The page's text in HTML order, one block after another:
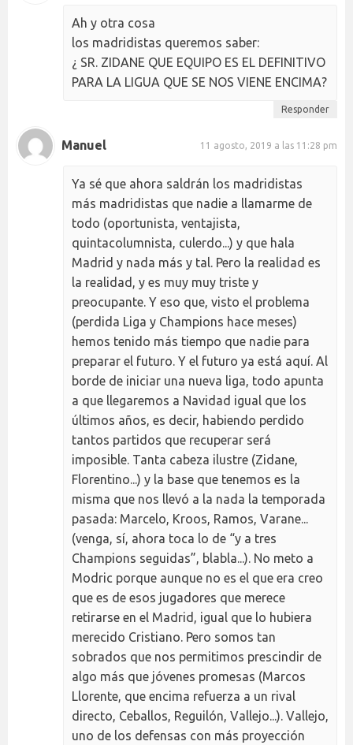
Ah y otra cosa
los madridistas queremos saber:
¿ SR. ZIDANE QUE EQUIPO ES EL DEFINITIVO
PARA LA LIGUA QUE SE NOS VIENE ENCIMA?
Responder
Manuel 11 agosto, 2019 a las 11:28 pm
Ya sé que ahora saldrán los madridistas
más madridistas que nadie a llamarme de
todo (oportunista, ventajista,
quintacolumnista, culerdo...) y que hala
Madrid y nada más y tal. Pero la realidad es
la realidad, y es muy muy triste y
preocupante. Y eso que, visto el problema
(perdida Liga y Champions hace meses)
hemos tenido más tiempo que nadie para
preparar el futuro. Y el futuro ya está aquí. Al
borde de iniciar una nueva liga, todo apunta
a que llegaremos a Navidad igual que los
últimos años, es decir, habiendo perdido
tantos partidos que recuperar será
imposible. Tanta cabeza ilustre (Zidane,
Florentino...) y la base que tenemos es la
misma que nos llevó a la nada la temporada
pasada: Marcelo, Kroos, Ramos, Varane...
(venga, sí, ahora toca lo de “y a tres
Champions seguidas”, blabla...). No meto a
Modric porque aunque no es el que era creo
que es de esos jugadores que merece
retirarse en el Madrid, igual que lo hubiera
merecido Cristiano. Pero somos tan
sobrados que nos permitimos prescindir de
algo más que jóvenes promesas (Marcos
Llorente, que encima refuerza a un rival
directo, Ceballos, Reguilón, Vallejo...). Vallejo,
uno de los defensas con más proyección